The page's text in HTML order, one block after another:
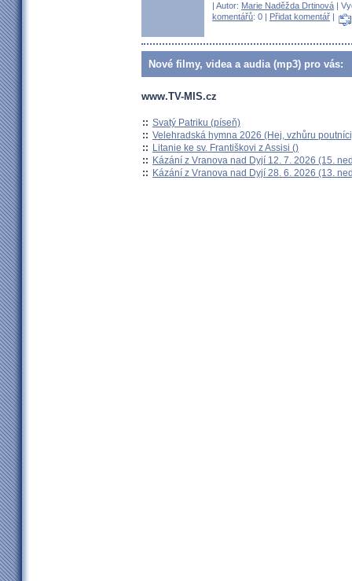
| Autor: Marie Naděžda Drtinová |
komentářů: 0 | Přidat komentář |
Nové filmy, videa a audia (mp3) pro vás:
www.TV-MIS.cz
:: Svatý Patriku (píseň)
:: Velehradská hymna 2026 (Hej, vzhůru
:: Litanie ke sv. Františkovi z Assisi ()
:: Kázání z Vranova nad Dyjí 12. 7. 2026 (15.
:: Kázání z Vranova nad Dyjí 28. 6. 2026 (13.